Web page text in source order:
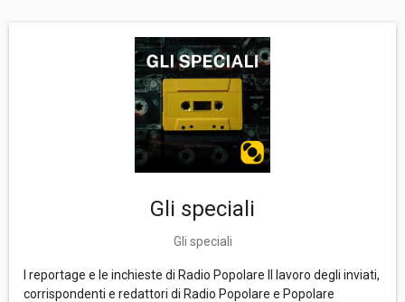
Gli speciali
Gli speciali
I reportage e le inchieste di Radio Popolare Il lavoro degli inviati,
corrispondenti e redattori di Radio Popolare e Popolare